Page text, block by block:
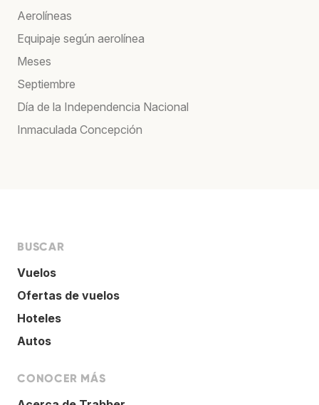
Aerolíneas
Equipaje según aerolínea
Meses
Septiembre
Día de la Independencia Nacional
Inmaculada Concepción
BUSCAR
Vuelos
Ofertas de vuelos
Hoteles
Autos
CONOCER MÁS